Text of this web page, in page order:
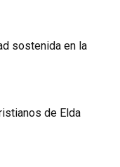
sostenida en la
de Elda